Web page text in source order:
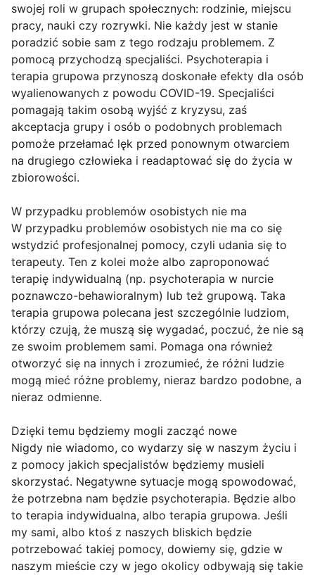
swojej roli w grupach społecznych: rodzinie, miejscu
pracy, nauki czy rozrywki. Nie każdy jest w stanie
poradzić sobie sam z tego rodzaju problemem. Z
pomocą przychodzą specjaliści. Psychoterapia i
terapia grupowa przynoszą doskonałe efekty dla osób
wyalienowanych z powodu COVID-19. Specjaliści
pomagają takim osobą wyjść z kryzysu, zaś
akceptacja grupy i osób o podobnych problemach
pomoże przełamać lęk przed ponownym otwarciem
na drugiego człowieka i readaptować się do życia w
zbiorowości.
W przypadku problemów osobistych nie ma
W przypadku problemów osobistych nie ma co się
wstydzić profesjonalnej pomocy, czyli udania się to
terapeuty. Ten z kolei może albo zaproponować
terapię indywidualną (np. psychoterapia w nurcie
poznawczo-behawioralnym) lub też grupową. Taka
terapia grupowa polecana jest szczególnie ludziom,
którzy czują, że muszą się wygadać, poczuć, że nie są
ze swoim problemem sami. Pomaga ona również
otworzyć się na innych i zrozumieć, że różni ludzie
mogą mieć różne problemy, nieraz bardzo podobne, a
nieraz odmienne.
Dzięki temu będziemy mogli zacząć nowe
Nigdy nie wiadomo, co wydarzy się w naszym życiu i
z pomocy jakich specjalistów będziemy musieli
skorzystać. Negatywne sytuacje mogą spowodować,
że potrzebna nam będzie psychoterapia. Będzie albo
to terapia indywidualna, albo terapia grupowa. Jeśli
my sami, albo ktoś z naszych bliskich będzie
potrzebować takiej pomocy, dowiemy się, gdzie w
naszym mieście czy w jego okolicy odbywają się takie